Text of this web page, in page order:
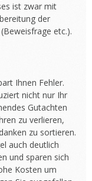
ist zwar mit
der
etc.).
Ihnen Fehler.
nicht nur Ihr
Gutachten
zu verlieren,
zu sortieren.
auch deutlich
und sparen sich
Kosten um